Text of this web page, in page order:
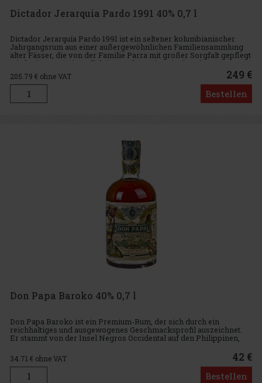
Dictador Jerarquia Pardo 1991 40% 0,7 l
Dictador Jerarquía Pardo 1991 ist ein seltener kolumbianischer
Jahrgangsrum aus einer außergewöhnlichen Familiensammlung
alter Fässer, die von der Familie Parra mit großer Sorgfalt gepflegt
wird. Die Jerarquía-Kollektion umfasst eine einzigartige Aus
205.79 € ohne VAT 249 €
Bestellen
Don Papa Baroko 40% 0,7 l
Don Papa Baroko ist ein Premium-Rum, der sich durch ein
reichhaltiges und ausgewogenes Geschmacksprofil auszeichnet.
Er stammt von der Insel Negros Occidental auf den Philippinen,
die aufgrund ihrer langen Tradition im Zuckerrohranbau und in der
Rumh
34.71 € ohne VAT 42 €
Bestellen